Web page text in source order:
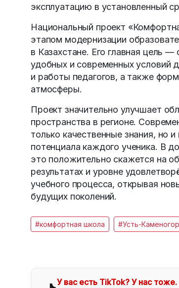
эксплуатацию в установленный
Национальный проект
этапом модернизации
в Казахстане. Его главная цель —
удобных и современных условий
и работы педагогов, а также
атмосферы.
Проект значительно улучшает
пространства в регионе.
только качественные знания, но
потенциала каждого ученика. В
это положительно скажется на
результатах и уровне
учебного процесса, открывая
будущих поколений.
#комфортная школа #Усть-
У вас есть TikTok? У нас тоже.